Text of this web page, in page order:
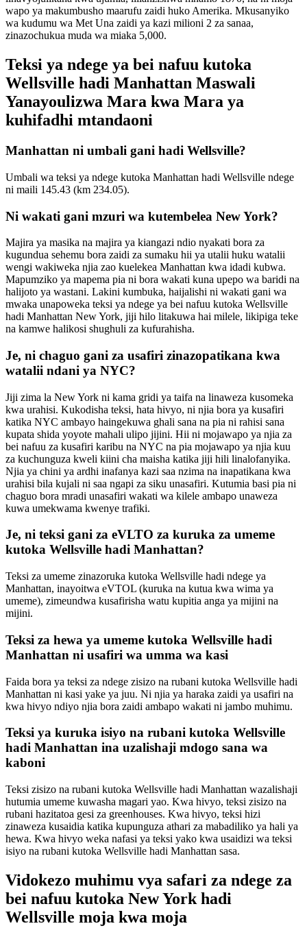
wapo ya makumbusho maarufu zaidi huko Amerika. Mkusanyiko
wa kudumu wa Met Una zaidi ya kazi milioni 2 za sanaa,
zinazochukua muda wa miaka 5,000.
Teksi ya ndege ya bei nafuu kutoka
Wellsville hadi Manhattan Maswali
Yanayoulizwa Mara kwa Mara ya
kuhifadhi mtandaoni
Manhattan ni umbali gani hadi Wellsville?
Umbali wa teksi ya ndege kutoka Manhattan hadi Wellsville ndege
ni maili 145.43 (km 234.05).
Ni wakati gani mzuri wa kutembelea New York?
Majira ya masika na majira ya kiangazi ndio nyakati bora za
kugundua sehemu bora zaidi za sumaku hii ya utalii huku watalii
wengi wakiweka njia zao kuelekea Manhattan kwa idadi kubwa.
Mapumziko ya mapema pia ni bora wakati kuna upepo wa baridi na
halijoto ya wastani. Lakini kumbuka, haijalishi ni wakati gani wa
mwaka unapoweka teksi ya ndege ya bei nafuu kutoka Wellsville
hadi Manhattan New York, jiji hilo litakuwa hai milele, likipiga teke
na kamwe halikosi shughuli za kufurahisha.
Je, ni chaguo gani za usafiri zinazopatikana kwa
watalii ndani ya NYC?
Jiji zima la New York ni kama gridi ya taifa na linaweza kusomeka
kwa urahisi. Kukodisha teksi, hata hivyo, ni njia bora ya kusafiri
katika NYC ambayo haingekuwa ghali sana na pia ni rahisi sana
kupata shida yoyote mahali ulipo jijini. Hii ni mojawapo ya njia za
bei nafuu za kusafiri karibu na NYC na pia mojawapo ya njia kuu
za kuchunguza kweli kiini cha maisha katika jiji hili linalofanyika.
Njia ya chini ya ardhi inafanya kazi saa nzima na inapatikana kwa
urahisi bila kujali ni saa ngapi za siku unasafiri. Kutumia basi pia ni
chaguo bora mradi unasafiri wakati wa kilele ambapo unaweza
kuwa umekwama kwenye trafiki.
Je, ni teksi gani za eVLTO za kuruka za umeme
kutoka Wellsville hadi Manhattan?
Teksi za umeme zinazoruka kutoka Wellsville hadi ndege ya
Manhattan, inayoitwa eVTOL (kuruka na kutua kwa wima ya
umeme), zimeundwa kusafirisha watu kupitia anga ya mijini na
mijini.
Teksi za hewa ya umeme kutoka Wellsville hadi
Manhattan ni usafiri wa umma wa kasi
Faida bora ya teksi za ndege zisizo na rubani kutoka Wellsville hadi
Manhattan ni kasi yake ya juu. Ni njia ya haraka zaidi ya usafiri na
kwa hivyo ndiyo njia bora zaidi ambapo wakati ni jambo muhimu.
Teksi ya kuruka isiyo na rubani kutoka Wellsville
hadi Manhattan ina uzalishaji mdogo sana wa
kaboni
Teksi zisizo na rubani kutoka Wellsville hadi Manhattan wazalishaji
hutumia umeme kuwasha magari yao. Kwa hivyo, teksi zisizo na
rubani hazitatoa gesi za greenhouses. Kwa hivyo, teksi hizi
zinaweza kusaidia katika kupunguza athari za mabadiliko ya hali ya
hewa. Kwa hivyo weka nafasi ya teksi yako kwa usaidizi wa teksi
isiyo na rubani kutoka Wellsville hadi Manhattan sasa.
Vidokezo muhimu vya safari za ndege za
bei nafuu kutoka New York hadi
Wellsville moja kwa moja